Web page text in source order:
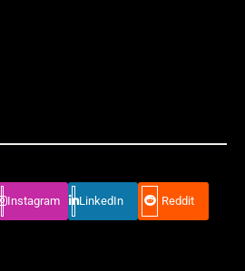
Instagram LinkedIn Reddit